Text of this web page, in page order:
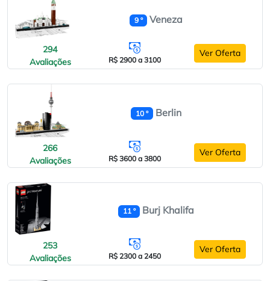
9 º Veneza
294
Avaliações
R$ 2900 a 3100
Ver Oferta
10 º Berlin
266
Avaliações
R$ 3600 a 3800
Ver Oferta
11 º Burj Khalifa
253
Avaliações
R$ 2300 a 2450
Ver Oferta